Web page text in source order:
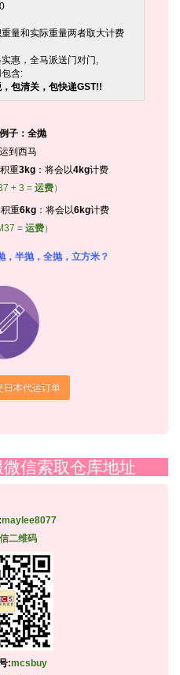
量和实际重量两者取大计费
惠，全马派送门对门,
含:
包清关，包快递GST!!
子：全抛
到西马
重3kg：将会以4kg计费
+ 3 = 运费）
积重6kg ：将会以6kg计费
= 运费）
，半抛，全抛，立方米？
日本代运订单
信索取仓库地址
maylee8077
二维码
:mcsbuy